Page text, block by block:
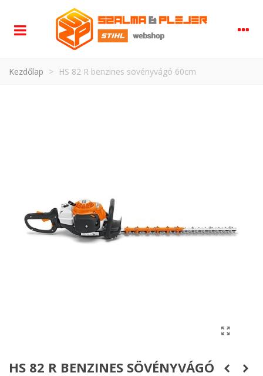
Kezdőlap > HS 82 R benzines sövényvágó 60cm
HS 82 R BENZINES SÖVÉNYVÁGÓ